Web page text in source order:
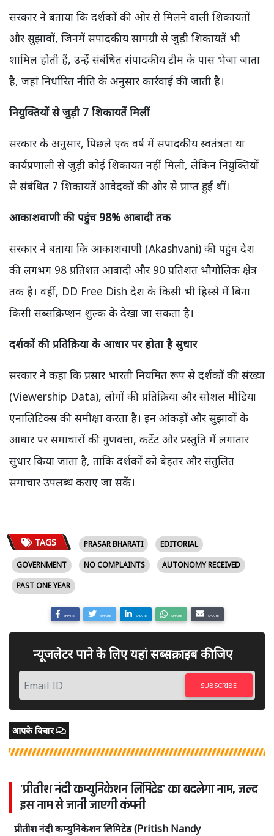
सरकार ने बताया कि दर्शकों की ओर से मिलने वाली शिकायतों
और सुझावों, जिनमें संपादकीय सामग्री से जुड़ी शिकायतें भी
शामिल होती हैं, उन्हें संबंधित संपादकीय टीम के पास भेजा जाता
है, जहां निर्धारित नीति के अनुसार कार्रवाई की जाती है।
नियुक्तियों से जुड़ी 7 शिकायतें मिलीं
सरकार के अनुसार, पिछले एक वर्ष में संपादकीय स्वतंत्रता या
कार्यप्रणाली से जुड़ी कोई शिकायत नहीं मिली, लेकिन नियुक्तियों
से संबंधित 7 शिकायतें आवेदकों की ओर से प्राप्त हुई थीं।
आकाशवाणी की पहुंच 98% आबादी तक
सरकार ने बताया कि आकाशवाणी (Akashvani) की पहुंच देश
की लगभग 98 प्रतिशत आबादी और 90 प्रतिशत भौगोलिक क्षेत्र
तक है। वहीं, DD Free Dish देश के किसी भी हिस्से में बिना
किसी सब्सक्रिप्शन शुल्क के देखा जा सकता है।
दर्शकों की प्रतिक्रिया के आधार पर होता है सुधार
सरकार ने कहा कि प्रसार भारती नियमित रूप से दर्शकों की संख्या
(Viewership Data), लोगों की प्रतिक्रिया और सोशल मीडिया
एनालिटिक्स की समीक्षा करता है। इन आंकड़ों और सुझावों के
आधार पर समाचारों की गुणवत्ता, कंटेंट और प्रस्तुति में लगातार
सुधार किया जाता है, ताकि दर्शकों को बेहतर और संतुलित
समाचार उपलब्ध कराए जा सकें।
TAGS PRASAR BHARATI
EDITORIAL
GOVERNMENT
NO COMPLAINTS
AUTONOMY RECEIVED
PAST ONE YEAR
SHARE SHARE SHARE SHARE SHARE
न्यूजलेटर पाने के लिए यहां सब्सक्राइब कीजिए
SUBSCRIBE
आपके विचार
'प्रीतीश नंदी कम्युनिकेशन लिमिटेड' का बदलेगा नाम, जल्द
इस नाम से जानी जाएगी कंपनी
प्रीतीश नंदी कम्युनिकेशन लिमिटेड (Pritish Nandy